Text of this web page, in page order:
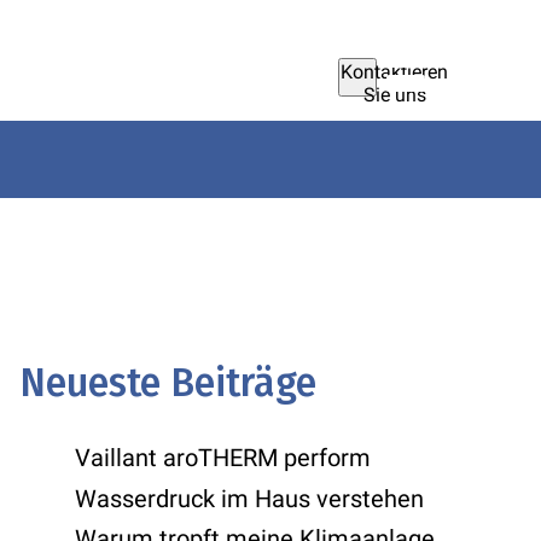
Kontaktieren
Sie uns
Neueste Beiträge
Vaillant aroTHERM perform
Wasserdruck im Haus verstehen